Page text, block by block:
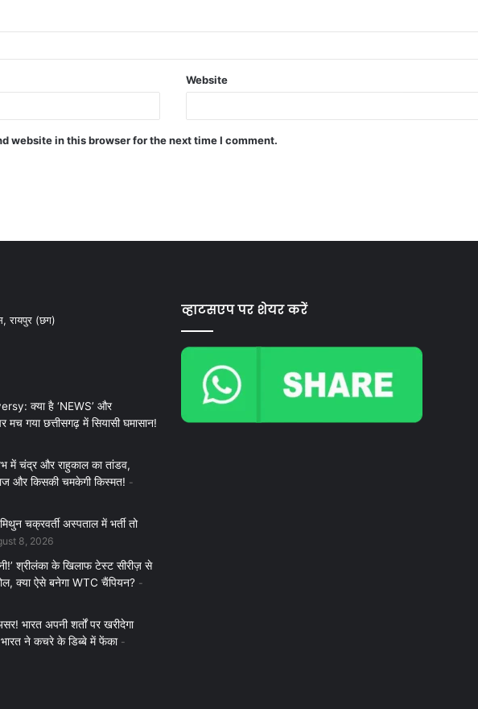
Website
website in this browser for the next time I comment.
रायपुर (छग)
क्या है ‘NEWS’ और
गया छत्तीसगढ़ में सियासी घमासान!
में चंद्र और राहुकाल का तांडव,
और किसकी चमकेगी किस्मत!
चक्रवर्ती अस्पताल में भर्ती तो
8, 2026
श्रीलंका के खिलाफ टेस्ट सीरीज़ से
क्या ऐसे बनेगा WTC चैंपियन?
भारत अपनी शर्तों पर खरीदेगा
ने कचरे के डिब्बे में फेंका
व्हाटसएप पर शेयर करें